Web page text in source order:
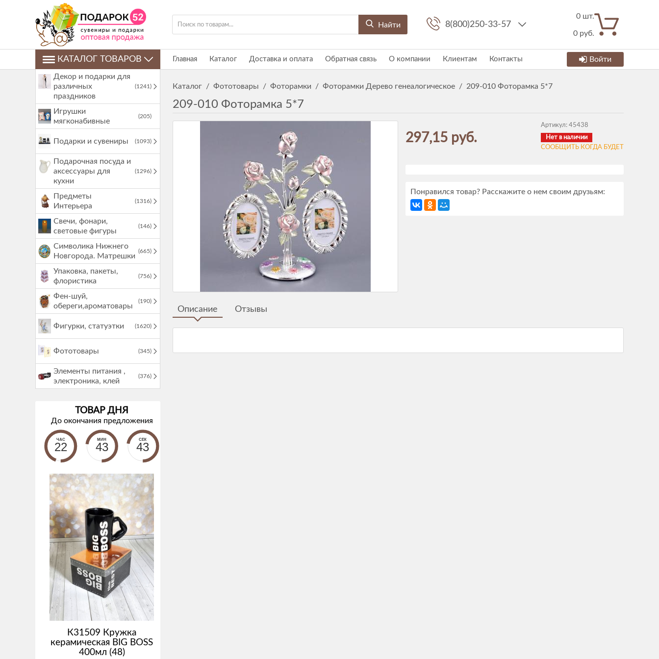
Найти 8(800)250-33-57
0 шт.
0 руб.
КАТАЛОГ ТОВАРОВ
Декор и подарки для
различных
праздников
(1241)
Игрушки
мягконабивные
(205)
Подарки и сувениры (1093)
Подарочная посуда и
аксессуары для
кухни
(1296)
Предметы
Интерьера
(1316)
Свечи, фонари,
световые фигуры
(146)
Символика Нижнего
Новгорода. Матрешки
(665)
Упаковка, пакеты,
флористика
(756)
Фен-шуй,
обереги,ароматовары
(190)
Фигурки, статуэтки (1620)
Фототовары (345)
Элементы питания ,
электроника, клей
(376)
ТОВАР ДНЯ
До окончания предложения
ЧАС
22
МИН
43
СЕК
42
К31509 Кружка
керамическая BIG BOSS
400мл (48)
Главная Каталог Доставка и оплата Обратная связь О компании Клиентам Контакты Войти
Каталог / Фототовары / Фоторамки / Фоторамки Дерево генеалогическое / 209-010 Фоторамка 5*7
209-010 Фоторамка 5*7
297,15 руб.
Артикул: 45438
Нет в наличии
СООБЩИТЬ КОГДА БУДЕТ
Понравился товар? Расскажите о нем своим друзьям:
Описание Отзывы